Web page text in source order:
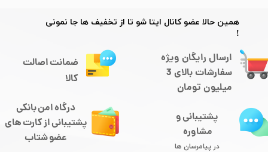
ارسال رایگان ویژه
سفارشات بالای 3
میلیون تومان
درگاه امن بانکی
​​​​​​پشتیبانی از کارت های
​​​​​​​عضو شتاب
پشتیبانی و
مشاوره
در پیامرسان ها
ضمانت اصالت
کالا
​​همین حالا عضو کانال ایتا شو تا از تخفیف ها جا نمونی
!